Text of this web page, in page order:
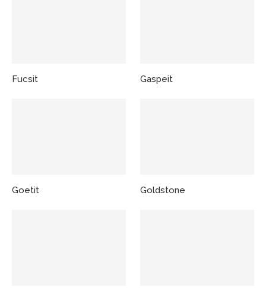
Fucsit Gaspeit
Goetit Goldstone